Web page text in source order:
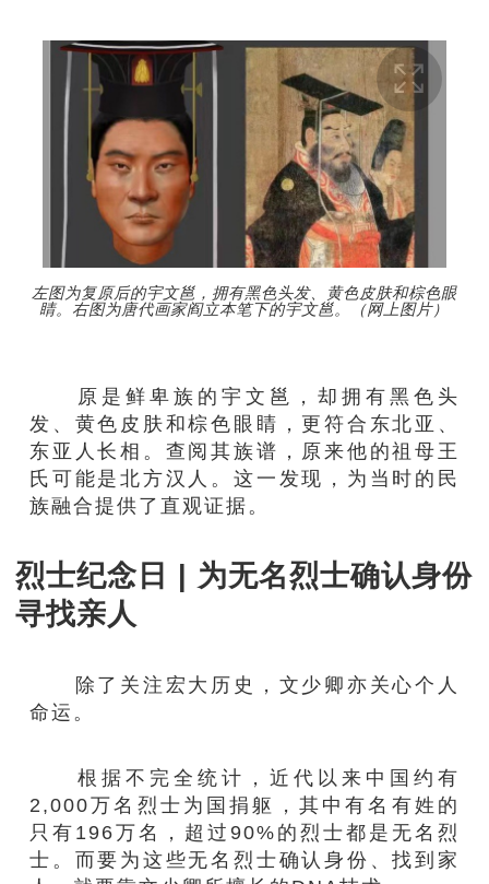
左图为复原后的宇文邕，拥有黑色头发、黄色皮肤和棕色眼
睛。右图为唐代画家阎立本笔下的宇文邕。（网上图片）
原是鲜卑族的宇文邕，却拥有黑色头
发、黄色皮肤和棕色眼睛，更符合东北亚、
东亚人长相。查阅其族谱，原来他的祖母王
氏可能是北方汉人。这一发现，为当时的民
族融合提供了直观证据。
烈士纪念日 | 为无名烈士确认身份
寻找亲人
除了关注宏大历史，文少卿亦关心个人
命运。
根据不完全统计，近代以来中国约有
2,000万名烈士为国捐躯，其中有名有姓的
只有196万名，超过90%的烈士都是无名烈
士。而要为这些无名烈士确认身份、找到家